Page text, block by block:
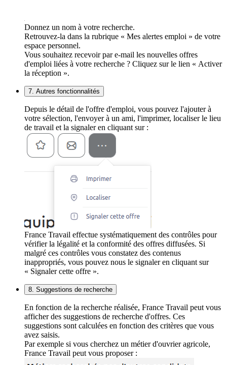
Donnez un nom à votre recherche.
Retrouvez-la dans la rubrique « Mes alertes emploi » de votre
espace personnel.
Vous souhaitez recevoir par e-mail les nouvelles offres
d'emploi liées à votre recherche ? Cliquez sur le lien « Activer
la réception ».
7. Autres fonctionnalités
Depuis le détail de l'offre d'emploi, vous pouvez l'ajouter à
votre sélection, l'envoyer à un ami, l'imprimer, localiser le lieu
de travail et la signaler en cliquant sur :
France Travail effectue systématiquement des contrôles pour
vérifier la légalité et la conformité des offres diffusées. Si
malgré ces contrôles vous constatez des contenus
inappropriés, vous pouvez nous le signaler en cliquant sur
« Signaler cette offre ».
8. Suggestions de recherche
En fonction de la recherche réalisée, France Travail peut vous
afficher des suggestions de recherche d'offres. Ces
suggestions sont calculées en fonction des critères que vous
avez saisis.
Par exemple si vous cherchez un métier d'ouvrier agricole,
France Travail peut vous proposer :